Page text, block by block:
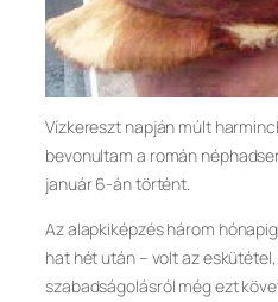
Vízkereszt napján múlt
bevonultam a román
január 6-án történt.
Az alapkiképzés három
hat hét után – volt az
szabadságolásról még ezt